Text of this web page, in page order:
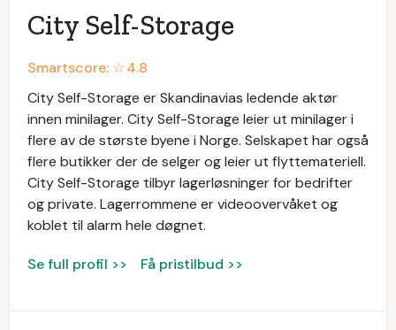
City Self-Storage
Smartscore: ☆4.8
City Self-Storage er Skandinavias ledende aktør
innen minilager. City Self-Storage leier ut minilager i
flere av de største byene i Norge. Selskapet har også
flere butikker der de selger og leier ut flyttemateriell.
City Self-Storage tilbyr lagerløsninger for bedrifter
og private. Lagerrommene er videoovervåket og
koblet til alarm hele døgnet.
Se full profil >> Få pristilbud >>